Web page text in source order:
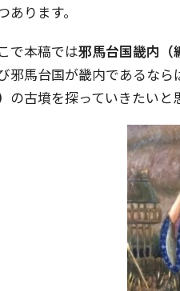
あります。
で本稿では邪馬台国畿内（
邪馬台国が畿内であるな
の古墳を探っていきたいと